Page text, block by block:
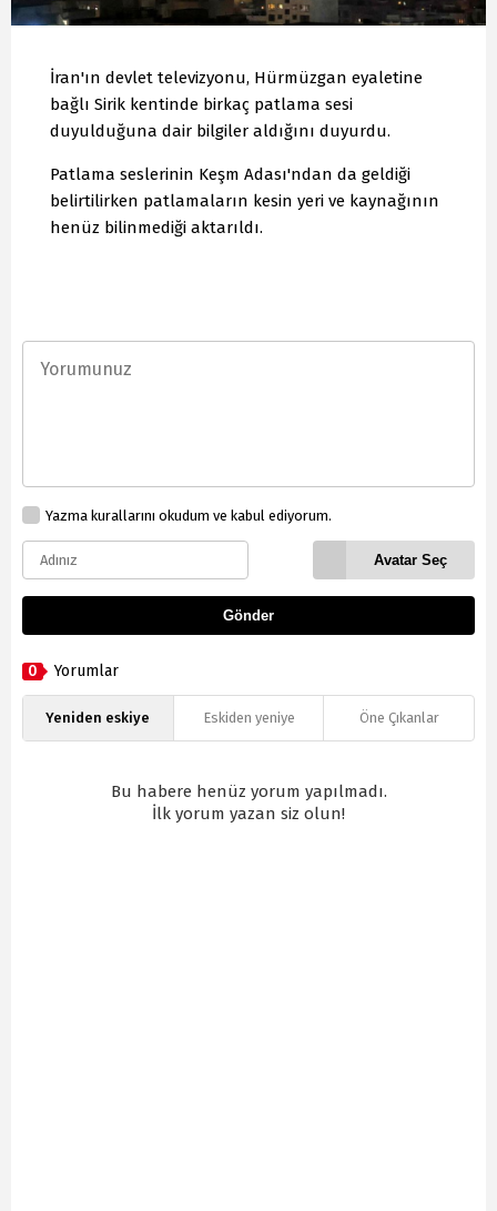
İran'ın devlet televizyonu, Hürmüzgan eyaletine
bağlı Sirik kentinde birkaç patlama sesi
duyulduğuna dair bilgiler aldığını duyurdu.
Patlama seslerinin Keşm Adası'ndan da geldiği
belirtilirken patlamaların kesin yeri ve kaynağının
henüz bilinmediği aktarıldı.
Yazma kurallarını okudum ve kabul ediyorum.
Avatar Seç
Gönder
0 Yorumlar
Yeniden eskiye Eskiden yeniye Öne Çıkanlar
Bu habere henüz yorum yapılmadı.
İlk yorum yazan siz olun!